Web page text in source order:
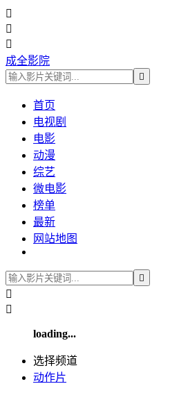



成全影院

首页
电视剧
电影
动漫
综艺
微电影
榜单
最新
网站地图



loading...
选择频道
动作片